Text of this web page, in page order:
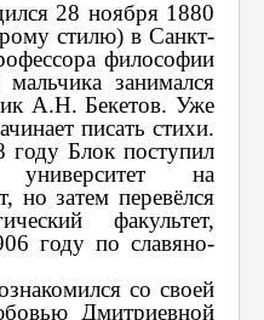
28 ноября 1880
стилю) в Санкт-
философии
занимался
А.Н. Бекетов. Уже
писать стихи.
году Блок поступил
на
но затем перевёлся
факультет,
году по славяно-
со своей
Дмитриевной